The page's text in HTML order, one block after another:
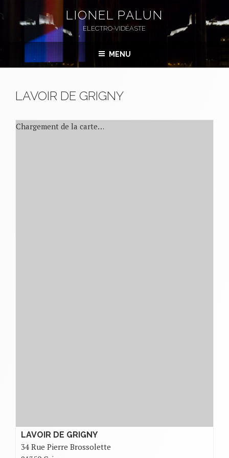
au
principal
LIONEL PALUN
ELECTRO-VIDÉASTE
MENU
LAVOIR DE GRIGNY
Chargement de la carte…
LAVOIR DE GRIGNY
34 Rue Pierre Brossolette